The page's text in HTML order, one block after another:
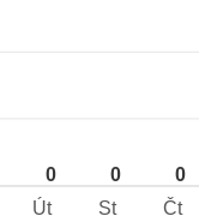
0 0 0
Út St Čt